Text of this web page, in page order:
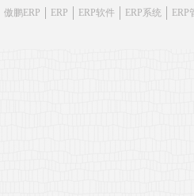
傲鹏ERP ERP ERP软件 ERP系统